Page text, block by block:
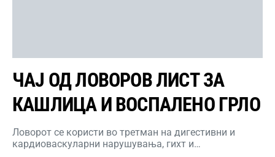
ЧАЈ ОД ЛОВОРОВ ЛИСТ ЗА
КАШЛИЦА И ВОСПАЛЕНО ГРЛО
Ловорот се користи во третман на дигестивни и
кардиоваскуларни нарушувања, гихт и…